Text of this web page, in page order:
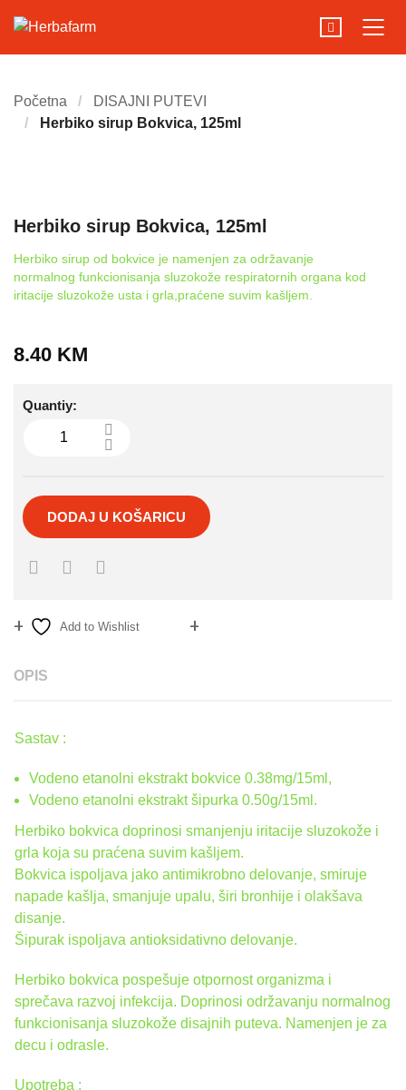
Početna
DISAJNI PUTEVI
Herbiko sirup Bokvica, 125ml
Herbiko sirup Bokvica, 125ml
Herbiko sirup od bokvice je namenjen za održavanje
normalnog funkcionisanja sluzokože respiratornih organa kod
iritacije sluzokože usta i grla,praćene suvim kašljem.
8.40 KM
Quantiy:
DODAJ U KOŠARICU
Add to Wishlist
OPIS
Sastav :
Vodeno etanolni ekstrakt bokvice 0.38mg/15ml,
Vodeno etanolni ekstrakt šipurka 0.50g/15ml.
Herbiko bokvica doprinosi smanjenju iritacije sluzokože i
grla koja su praćena suvim kašljem.
Bokvica ispoljava jako antimikrobno delovanje, smiruje
napade kašlja, smanjuje upalu, širi bronhije i olakšava
disanje.
Šipurak ispoljava antioksidativno delovanje.
Herbiko bokvica pospešuje otpornost organizma i
sprečava razvoj infekcija. Doprinosi održavanju normalnog
funkcionisanja sluzokože disajnih puteva. Namenjen je za
decu i odrasle.
Upotreba :